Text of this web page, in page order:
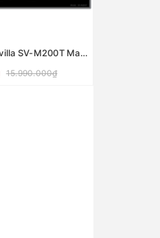
Bếp từ đôi Sevilla SV-M200T Made in Malaysia
15.990.000₫